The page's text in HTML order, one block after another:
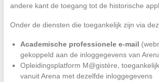
andere kant de toegang tot de historische
Onder de diensten die toegankelijk zijn via
Academische professionele e-mail
gekoppeld aan de inloggegevens van
Opleidingsplatform M@gistère,
vanuit Arena met dezelfde inloggegevens